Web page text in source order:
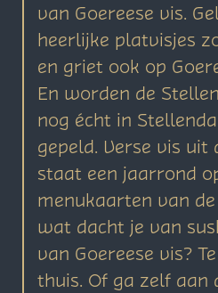
van Goereese vis.
heerlijke platvisjes
en griet ook op
En worden de
nog écht in
gepeld. Verse vis uit
staat een jaarrond
menukaarten van
wat dacht je van
van Goereese vis?
thuis. Of ga zelf aan